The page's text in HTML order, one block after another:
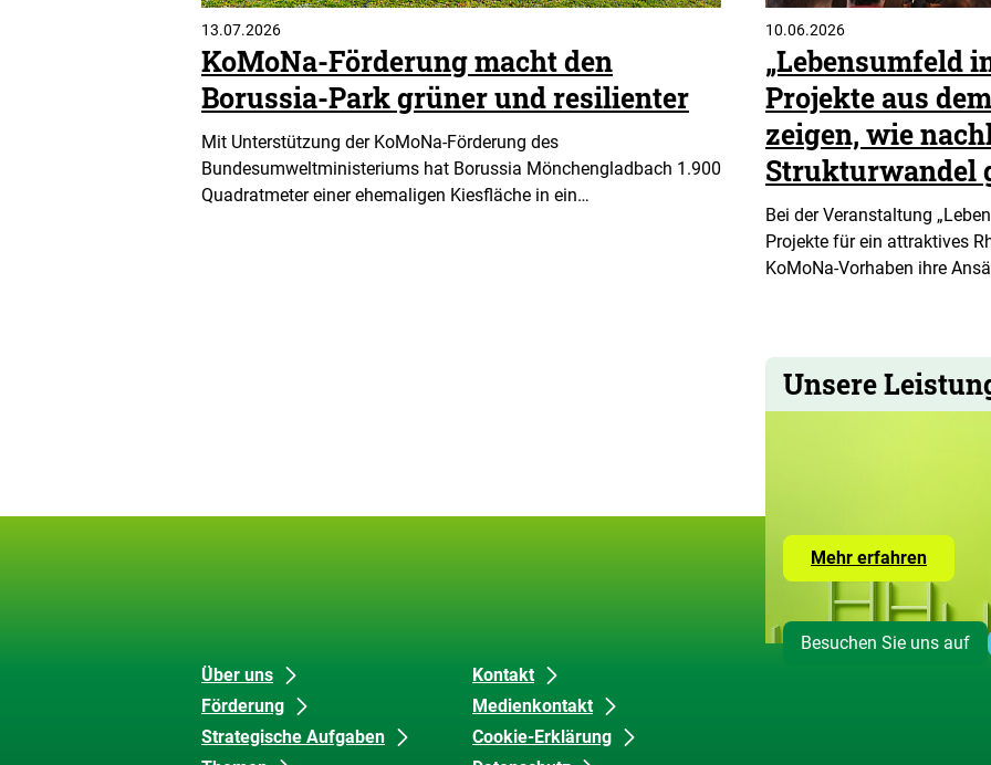
13.07.2026
KoMoNa-Förderung macht den
Borussia-Park grüner und resilienter
Mit Unterstützung der KoMoNa-Förderung des
Bundesumweltministeriums hat Borussia Mönchengladbach 1.900
Quadratmeter einer ehemaligen Kiesfläche in ein…
10.06.2026
„Lebensumfeld
Projekte aus
zeigen, wie
Strukturwandel
Bei der Veranstaltung
Projekte für ein attraktives
KoMoNa-Vorhaben ihre
Unsere
Mehr erfahrenZur
Seite
mit
den
der
Besuchen Sie uns auf
Unsere
Inhalte
Über uns
Förderung
Strategische Aufgaben
Datenschutz
und
Barrierefreiheit
Kontakt
Medienkontakt
Cookie-Erklärung